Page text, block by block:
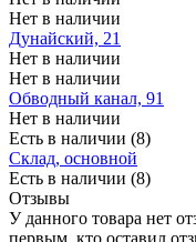
Нет в наличии
Дунайский, 21
Нет в наличии
Нет в наличии
Обводный канал, 91
Нет в наличии
Есть в наличии (8)
Склад, основной
Есть в наличии (8)
Отзывы
У данного товара нет
первым, кто оставил